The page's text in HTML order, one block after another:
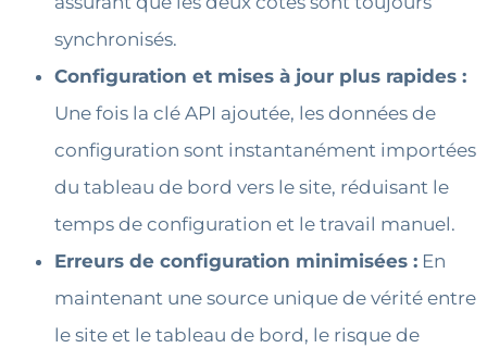
synchronisés.
Configuration et mises à jour plus rapides :
Une fois la clé API ajoutée, les données de
configuration sont instantanément importées
du tableau de bord vers le site, réduisant le
temps de configuration et le travail manuel.
Erreurs de configuration minimisées : En
maintenant une source unique de vérité entre
le site et le tableau de bord, le risque de